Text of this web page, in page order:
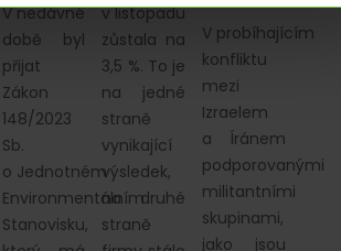
V nedávné
době byl
přijat
Zákon
148/2023
Sb.
o Jednotném
Environmentálním
Stanovisku,
v listopadu
zůstala na
3,5 %. To je
na jedné
straně
vynikající
výsledek,
na druhé
straně
V probíhajícím
konfliktu
mezi
Izraelem
a Íránem
podporovanými
militantními
skupinami,
jako jsou